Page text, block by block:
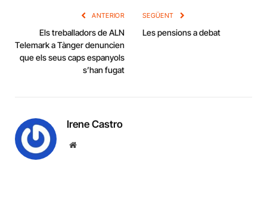
ANTERIOR
Els treballadors de ALN
Telemark a Tànger denuncien
que els seus caps espanyols
s’han fugat
SEGÜENT
Les pensions a debat
Irene Castro
Website